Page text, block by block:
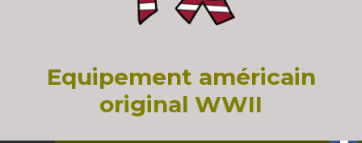
Equipement américain
original WWII